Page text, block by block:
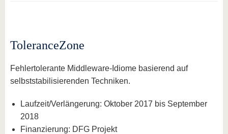
ToleranceZone
Fehlertolerante Middleware-Idiome basierend auf
selbststabilisierenden Techniken.
Laufzeit/Verlängerung: Oktober 2017 bis September
2018
Finanzierung: DFG Projekt